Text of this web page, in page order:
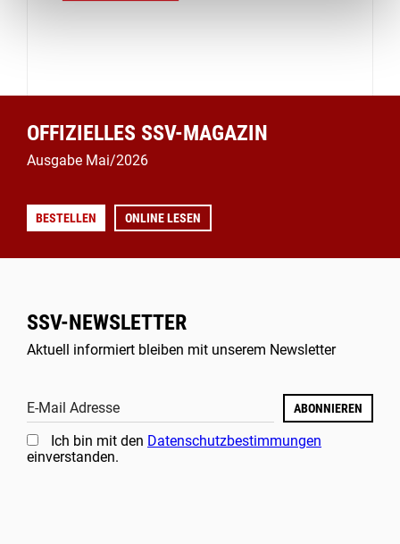
OFFIZIELLES SSV-MAGAZIN
Ausgabe Mai/2026
BESTELLEN ONLINE LESEN
SSV-NEWSLETTER
Aktuell informiert bleiben mit unserem Newsletter
E-Mail Adresse ABONNIEREN
Ich bin mit den Datenschutzbestimmungen
einverstanden.